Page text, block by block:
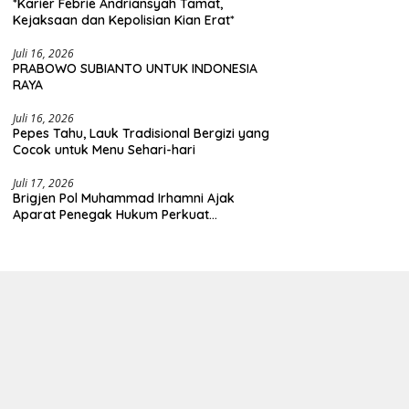
*Karier Febrie Andriansyah Tamat,
Kejaksaan dan Kepolisian Kian Erat*
Juli 16, 2026
PRABOWO SUBIANTO UNTUK INDONESIA
RAYA
Juli 16, 2026
Pepes Tahu, Lauk Tradisional Bergizi yang
Cocok untuk Menu Sehari-hari
Juli 17, 2026
Brigjen Pol Muhammad Irhamni Ajak
Aparat Penegak Hukum Perkuat